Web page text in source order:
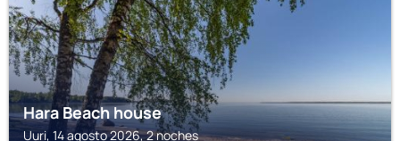
Hara Beach house
Uuri, 14 agosto 2026, 2 noches